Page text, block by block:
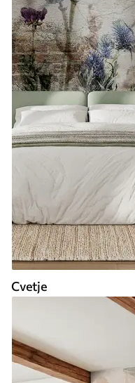
Cvetje